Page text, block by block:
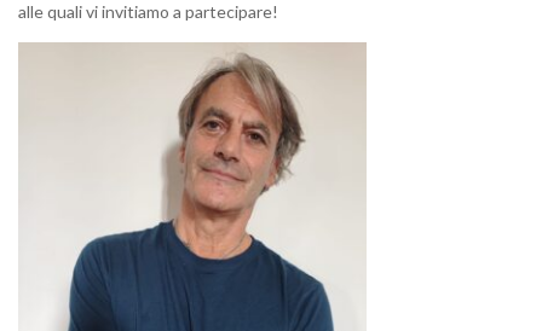
alle quali vi invitiamo a partecipare!